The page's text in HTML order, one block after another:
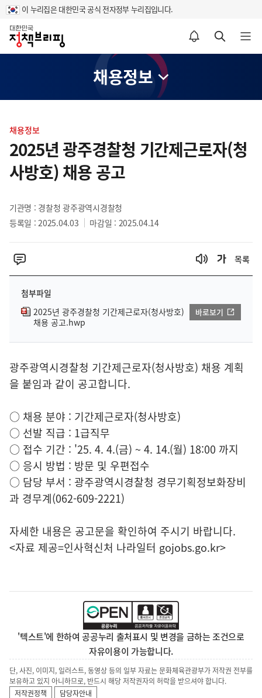
이 누리집은 대한민국 공식 전자정부 누리집입니다.
홈
알림설정 바로가기 검색 바로가기 메뉴 열기
채용정보
텐
츠
영
역
채용정보
2025년 광주경찰청 기간제근로자(청
사방호) 채용 공고
기관명 : 경찰청 광주광역시경찰청
등록일 : 2025.04.03
마감일 : 2025.04.14
목록
첨부파일
2025년 광주경찰청 기간제근로자(청사방호)
채용 공고.hwp
바로보기
광주광역시경찰청 기간제근로자(청사방호) 채용 계획
을 붙임과 같이 공고합니다.
○ 채용 분야 : 기간제근로자(청사방호)
○ 선발 직급 : 1급직무
○ 접수 기간 : '25. 4. 4.(금) ~ 4. 14.(월) 18:00 까지
○ 응시 방법 : 방문 및 우편접수
○ 담당 부서 : 광주광역시경찰청 경무기획정보화장비
과 경무계(062-609-2221)
자세한 내용은 공고문을 확인하여 주시기 바랍니다.
<자료 제공=인사혁신처 나라일터 gojobs.go.kr>
'텍스트'에 한하여 공공누리 출처표시 및 변경을 금하는 조건으로
자유이용이 가능합니다.
단, 사진, 이미지, 일러스트, 동영상 등의 일부 자료는 문화체육관광부가 저작권 전부를
보유하고 있지 아니하므로, 반드시 해당 저작권자의 허락을 받으셔야 합니다.
저작권정책
담당자안내